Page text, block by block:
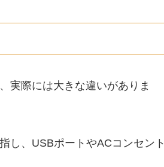
実際には大きな違いがありま
し、USBポートやACコンセント